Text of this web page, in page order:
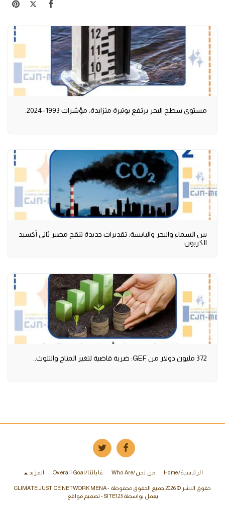
مستوى سطح البحر يرتفع بوتيرة متزايدة: مؤشرات 1993–2024.
بين السماء والبحر واليابسة: تقديرات جديدة تنقح مصير ثاني أكسيد
الكربون
372 مليون دولار من GEF: ضربة قاضية لتغير المناخ والتلوث..
الرئيسية/Home من نحن/who Are غاياتنا/Overall Goal المزيد
حقوق النشر © 2026 جميع الحقوق محفوظة -
CLIMATE JUSTICE NETWORK MENA
يعمل بواسطةSITE123
- تصميم مواقع